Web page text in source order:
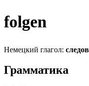
folgen
Немецкий глагол:
Грамматика